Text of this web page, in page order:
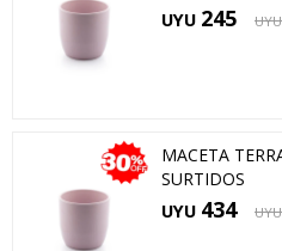
UYU 245 UYU
MACETA
SURTIDOS
UYU 434 UYU